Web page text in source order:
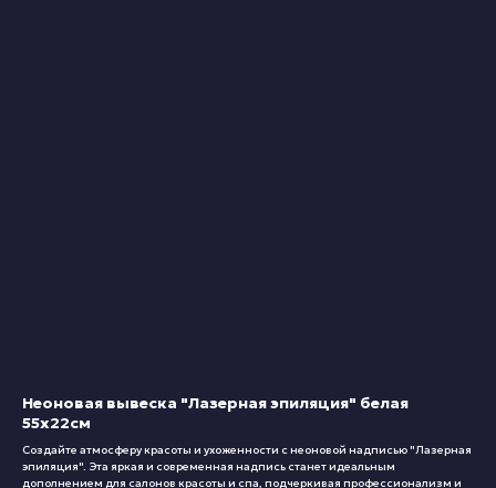
Неоновая вывеска "Лазерная эпиляция" белая
55х22см
Создайте атмосферу красоты и ухоженности с неоновой надписью "Лазерная
эпиляция". Эта яркая и современная надпись станет идеальным
дополнением для салонов красоты и спа, подчеркивая профессионализм и